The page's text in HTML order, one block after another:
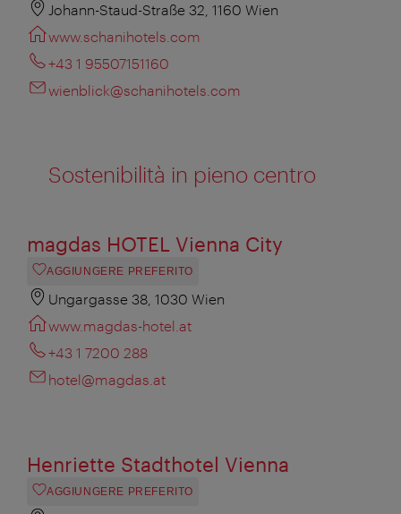
Johann-Staud-Straße 32, 1160 Wien
www.schanihotels.com
+43 1 95507151160
wienblick@schanihotels.com
Sostenibilità in pieno centro
magdas HOTEL Vienna City
AGGIUNGERE PREFERITO
Ungargasse 38, 1030 Wien
www.magdas-hotel.at
+43 1 7200 288
hotel@magdas.at
Henriette Stadthotel Vienna
AGGIUNGERE PREFERITO